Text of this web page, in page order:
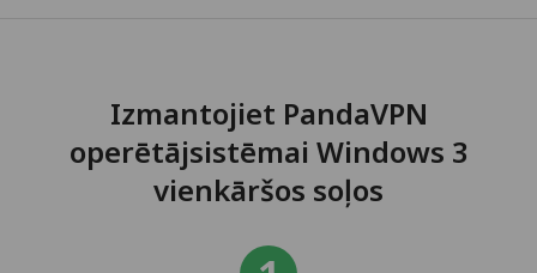
Izmantojiet PandaVPN
operētājsistēmai Windows 3
vienkāršos soļos